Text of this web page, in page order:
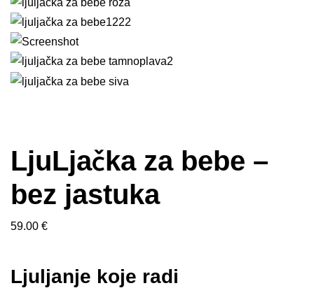
LjuLjačka za bebe –
bez jastuka
59.00 €
Ljuljanje koje radi